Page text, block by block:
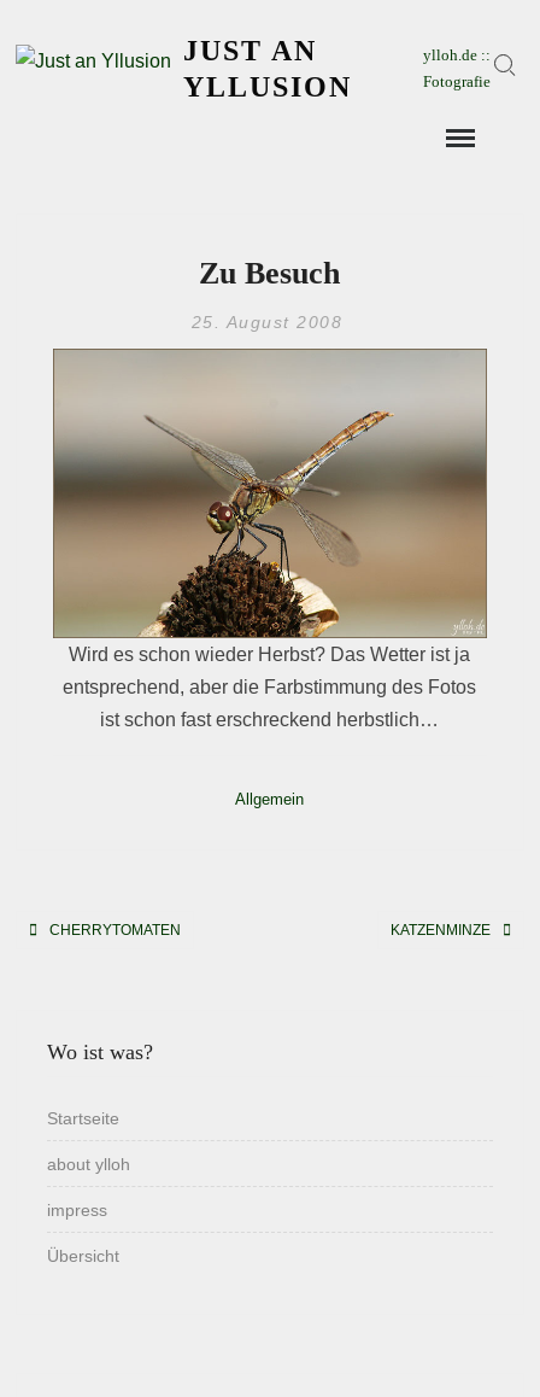
JUST AN
YLLUSION
ylloh.de ::
Fotografie
Zu Besuch
25. August 2008
Wird es schon wieder Herbst? Das Wetter ist ja
entsprechend, aber die Farbstimmung des Fotos
ist schon fast erschreckend herbstlich…
Allgemein
Beitragsnavigation
CHERRYTOMATEN KATZENMINZE
Wo ist was?
Startseite
about ylloh
impress
Übersicht